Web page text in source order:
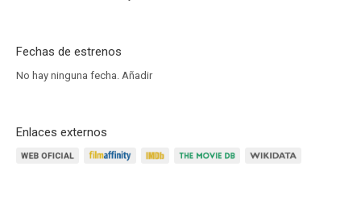
Fechas de estrenos
No hay ninguna fecha. Añadir
Enlaces externos